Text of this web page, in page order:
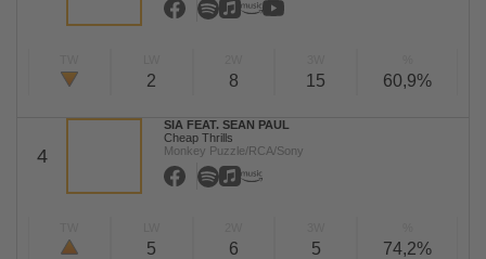
2 8 15 60,9%
4
SIA FEAT. SEAN PAUL
Cheap Thrills
Monkey Puzzle/RCA/Sony
5 6 5 74,2%